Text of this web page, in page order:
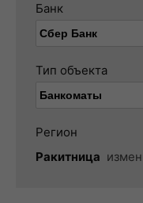
Банк
Тип объекта
Регион
Ракитница